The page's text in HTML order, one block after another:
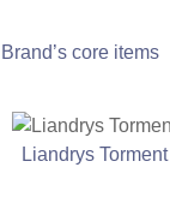
Brand’s core items
Liandrys Torment